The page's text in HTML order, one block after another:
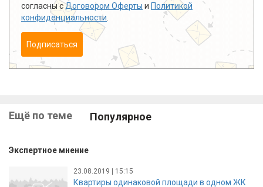
согласны сДоговором Оферты и Политикой
конфиденциальности
Подписаться
Ещё по теме Популярное
Экспертное мнение
23.08.2019 | 15:15
Квартиры одинаковой площади в одном ЖК